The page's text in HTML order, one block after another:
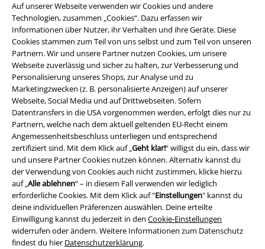
Auf unserer Webseite verwenden wir Cookies und andere
Technologien, zusammen „Cookies“. Dazu erfassen wir
Informationen über Nutzer, ihr Verhalten und ihre Geräte. Diese
Cookies stammen zum Teil von uns selbst und zum Teil von unseren
Partnern. Wir und unsere Partner nutzen Cookies, um unsere
Webseite zuverlässig und sicher zu halten, zur Verbesserung und
Personalisierung unseres Shops, zur Analyse und zu
Marketingzwecken (z. B. personalisierte Anzeigen) auf unserer
Webseite, Social Media und auf Drittwebseiten. Sofern
Datentransfers in die USA vorgenommen werden, erfolgt dies nur zu
Partnern, welche nach dem aktuell geltenden EU-Recht einem
Angemessenheitsbeschluss unterliegen und entsprechend
zertifiziert sind. Mit dem Klick auf „Geht klar!“ willigst du ein, dass wir
und unsere Partner Cookies nutzen können. Alternativ kannst du
der Verwendung von Cookies auch nicht zustimmen, klicke hierzu
auf „Alle ablehnen“ – in diesem Fall verwenden wir lediglich
erforderliche Cookies. Mit dem Klick auf "Einstellungen" kannst du
deine individuellen Präferenzen auswählen. Deine erteilte
Einwilligung kannst du jederzeit in den Cookie-Einstellungen
widerrufen oder ändern. Weitere Informationen zum Datenschutz
findest du hier Datenschutzerklärung.
Rechtliches
AGB
Impressum
Datenschutz
Entsorgung und Umweltschutz
Konformitätserklärung
Information zur Barrierefreiheit
Cookie-Einstellungen
Vertrag widerrufen